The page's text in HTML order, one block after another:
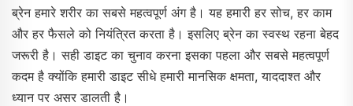
ब्रेन हमारे शरीर का सबसे महत्वपूर्ण अंग है। यह हमारी हर सोच, हर काम
और हर फैसले को नियंत्रित करता है। इसलिए ब्रेन का स्वस्थ रहना बेहद
जरूरी है। सही डाइट का चुनाव करना इसका पहला और सबसे महत्वपूर्ण
कदम है क्योंकि हमारी डाइट सीधे हमारी मानसिक क्षमता, याददाश्त और
ध्यान पर असर डालती है।